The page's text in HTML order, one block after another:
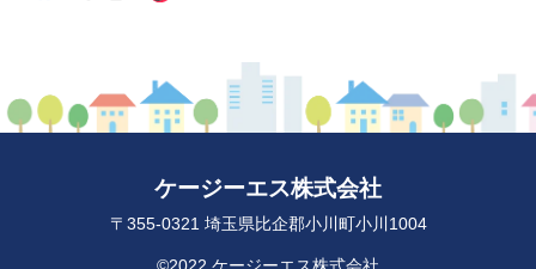
ケージーエス株式会社
〒355-0321 埼玉県比企郡小川町小川1004